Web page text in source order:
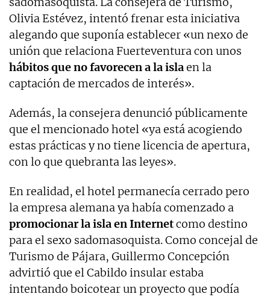
Olivia Estévez, intentó frenar esta iniciativa
alegando que suponía establecer «un nexo de
unión que relaciona Fuerteventura con unos
hábitos que no favorecen a la islaen la
captación de mercados de interés».
Además, la consejera denunció públicamente
que el mencionado hotel «ya está acogiendo
estas prácticas y no tiene licencia de apertura,
con lo que quebranta las leyes».
En realidad, el hotel permanecía cerrado pero
la empresa alemana ya había comenzado a
promocionar la isla en Internetcomo destino
para el sexo sadomasoquista. Como concejal de
Turismo de Pájara, Guillermo Concepción
advirtió que el Cabildo insular estaba
intentando boicotear un proyecto que podía